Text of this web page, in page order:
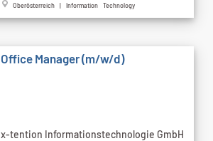
Oberösterreich | Information Technology
Office Manager (m/w/d)
x-tention Informationstechnologie GmbH